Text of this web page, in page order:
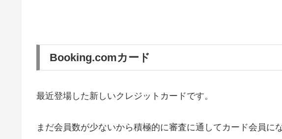
Booking.comカード
最近登場した新しいクレジットカードです。
まだ会員数が少ないから積極的に審査に通してカード会員に